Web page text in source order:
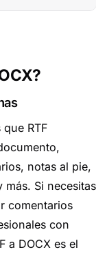
RTF
notas al pie,
Si necesitas
comentarios
con
a DOCX es el